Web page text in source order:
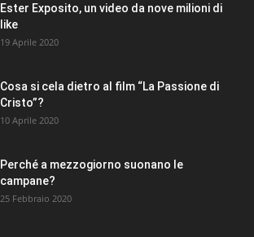
Ester Exposito, un video da nove milioni di
like
19 Aprile 2020
Cosa si cela dietro al film “La Passione di
Cristo”?
10 Aprile 2020
Perché a mezzogiorno suonano le
campane?
25 Febbraio 2020